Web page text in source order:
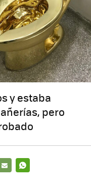
y estaba
pero